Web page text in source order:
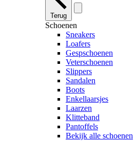
Terug
Schoenen
Sneakers
Loafers
Gespschoenen
Veterschoenen
Slippers
Sandalen
Boots
Enkellaarsjes
Laarzen
Klitteband
Pantoffels
Bekijk alle schoenen